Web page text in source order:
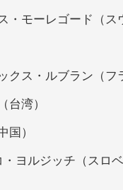
・モーレゴード（ス
クス・ルブラン（フ
台湾）
国）
ヨルジッチ（スロベ